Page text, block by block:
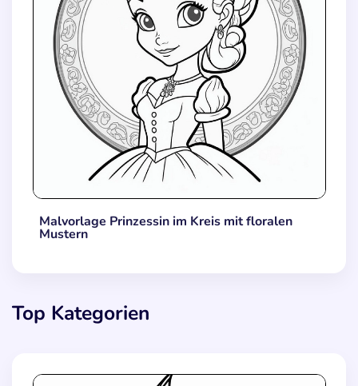
Malvorlage Prinzessin im Kreis mit floralen
Mustern
Top Kategorien